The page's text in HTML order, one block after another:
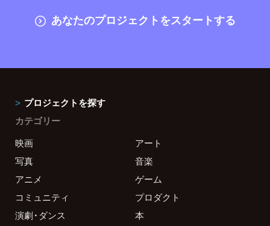
あなたのプロジェクトをスタートする
プロジェクトを探す
カテゴリー
映画
アート
写真
音楽
アニメ
ゲーム
コミュニティ
プロダクト
演劇・ダンス
本